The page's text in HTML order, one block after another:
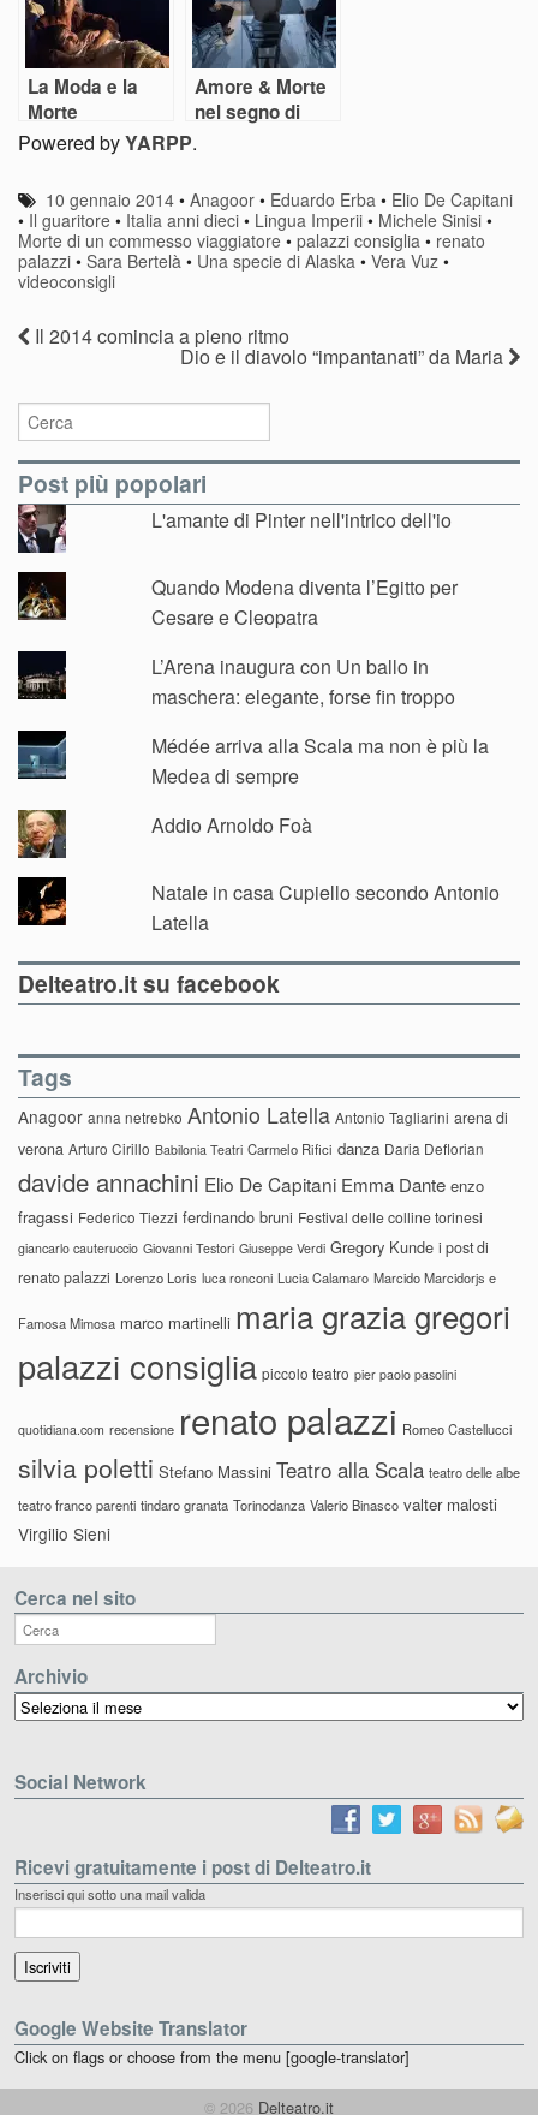
La Moda e la
Morte
Amore & Morte
nel segno di
Powered byYARPP.
10 gennaio 2014 •Anagoor • Eduardo Erba • Elio De Capitani
• Il guaritore • Italia anni dieci • Lingua Imperii • Michele Sinisi •
Morte di un commesso viaggiatore • palazzi consiglia • renato
palazzi • Sara Bertelà • Una specie di Alaska • Vera Vuz •
videoconsigli
Il 2014 comincia a pieno ritmo
Dio e il diavolo “impantanati” da Maria
Post più popolari
L'amante di Pinter nell'intrico dell'io
Quando Modena diventa l’Egitto per
Cesare e Cleopatra
L’Arena inaugura con Un ballo in
maschera: elegante, forse fin troppo
Médée arriva alla Scala ma non è più la
Medea di sempre
Addio Arnoldo Foà
Natale in casa Cupiello secondo Antonio
Latella
Delteatro.it su facebook
Tags
Anagoor anna netrebko Antonio Latella Antonio Tagliarini arena di
verona Arturo Cirillo Babilonia Teatri Carmelo Rifici danza Daria Deflorian
davide annachini Elio De Capitani Emma Dante enzo
fragassi Federico Tiezzi ferdinando bruni Festival delle colline torinesi
giancarlo cauteruccio Giovanni Testori Giuseppe Verdi Gregory Kunde i post di
renato palazzi Lorenzo Loris luca ronconi Lucia Calamaro Marcido Marcidorjs e
Famosa Mimosa marco martinelli maria grazia gregori
palazzi consiglia piccolo teatro pier paolo pasolini
quotidiana.com recensione renato palazzi Romeo Castellucci
silvia poletti Stefano Massini Teatro alla Scala teatro delle albe
teatro franco parenti tindaro granata Torinodanza Valerio Binasco valter malosti
Virgilio Sieni
Cerca nel sito
Archivio
Archivio
Social Network
Ricevi gratuitamente i post di Delteatro.it
Inserisci qui sotto una mail valida
Google Website Translator
Click on flags or choose from the menu [google-translator]
© 2026 Delteatro.it